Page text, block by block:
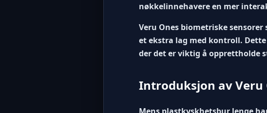
nøkkelinnehavere en mer
Veru Ones biometriske
et ekstra lag med kontroll.
der det er viktig å opprettholde
Introduksjon av Veru